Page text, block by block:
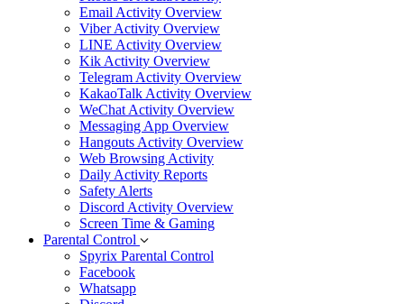
Email Activity Overview
Viber Activity Overview
LINE Activity Overview
Kik Activity Overview
Telegram Activity Overview
KakaoTalk Activity Overview
WeChat Activity Overview
Messaging App Overview
Hangouts Activity Overview
Web Browsing Activity
Daily Activity Reports
Safety Alerts
Discord Activity Overview
Screen Time & Gaming
Parental Control
Spyrix Parental Control
Facebook
Whatsapp